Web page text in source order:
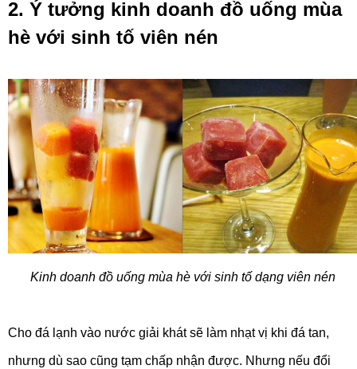
2. Ý tưởng kinh doanh đồ uống mùa
hè với sinh tố viên nén
Kinh doanh đồ uống mùa hè với sinh tố dạng viên nén
Cho đá lạnh vào nước giải khát sẽ làm nhạt vị khi đá tan,
nhưng dù sao cũng tạm chấp nhận được. Nhưng nếu đổi